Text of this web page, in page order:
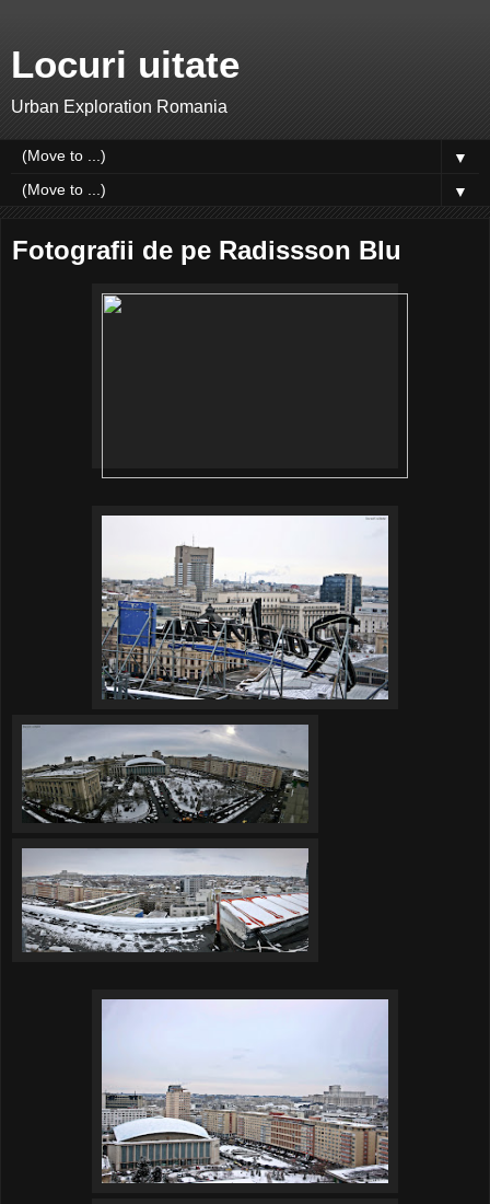
Locuri uitate
Urban Exploration Romania
▼
▼
Fotografii de pe Radissson Blu